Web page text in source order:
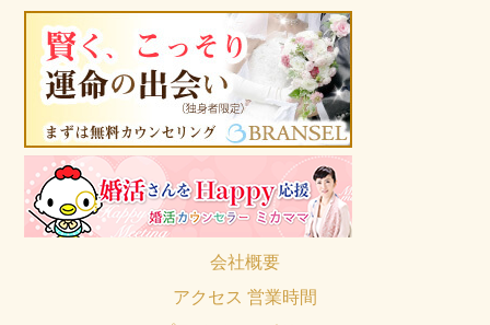
会社概要
アクセス 営業時間